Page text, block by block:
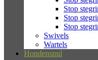
Stop
Stop
Stop
Swivels
Wartels
Hondenspul